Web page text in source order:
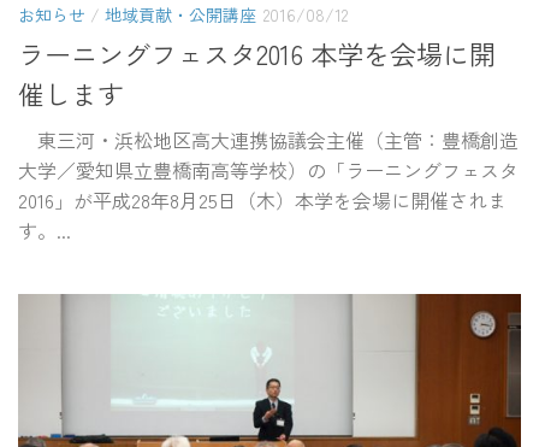
お知らせ / 地域貢献・公開講座 2016/08/12
ラーニングフェスタ2016 本学を会場に開
催します
東三河・浜松地区高大連携協議会主催（主管：豊橋創造
大学／愛知県立豊橋南高等学校）の「ラーニングフェスタ
2016」が平成28年8月25日（木）本学を会場に開催されま
す。...